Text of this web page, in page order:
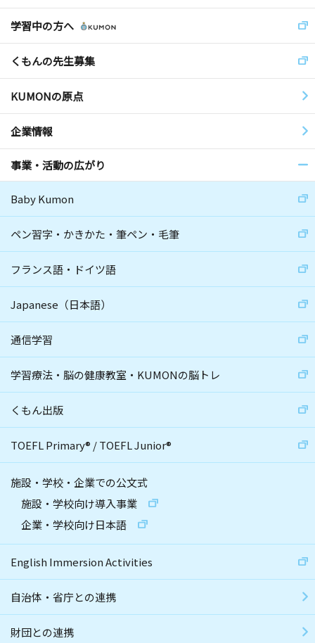
学習中の方へ
くもんの先生募集
KUMONの原点
企業情報
事業・活動の広がり
Baby Kumon
ペン習字・かきかた・筆ペン・毛筆
フランス語・ドイツ語
Japanese（日本語）
通信学習
学習療法・脳の健康教室・KUMONの脳トレ
くもん出版
TOEFL Primary® /TOEFL Junior®
施設・学校・企業での公文式
施設・学校向け導入事業
企業・学校向け日本語
English Immersion Activities
自治体・省庁との連携
財団との連携